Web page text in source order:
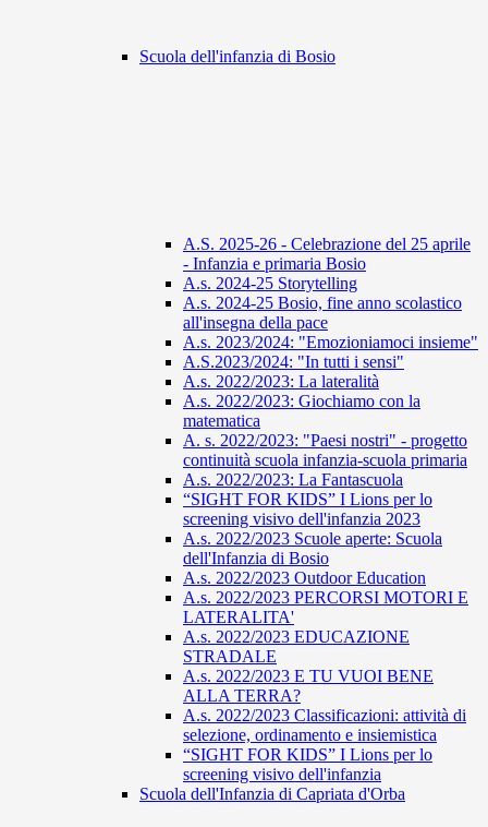
Scuola dell'infanzia di Bosio
A.S. 2025-26 - Celebrazione del 25 aprile
- Infanzia e primaria Bosio
A.s. 2024-25 Storytelling
A.s. 2024-25 Bosio, fine anno scolastico
all'insegna della pace
A.s. 2023/2024: "Emozioniamoci insieme"
A.S.2023/2024: "In tutti i sensi"
A.s. 2022/2023: La lateralità
A.s. 2022/2023: Giochiamo con la
matematica
A. s. 2022/2023: "Paesi nostri" - progetto
continuità scuola infanzia-scuola primaria
A.s. 2022/2023: La Fantascuola
“SIGHT FOR KIDS” I Lions per lo
screening visivo dell'infanzia 2023
A.s. 2022/2023 Scuole aperte: Scuola
dell'Infanzia di Bosio
A.s. 2022/2023 Outdoor Education
A.s. 2022/2023 PERCORSI MOTORI E
LATERALITA'
A.s. 2022/2023 EDUCAZIONE
STRADALE
A.s. 2022/2023 E TU VUOI BENE
ALLA TERRA?
A.s. 2022/2023 Classificazioni: attività di
selezione, ordinamento e insiemistica
“SIGHT FOR KIDS” I Lions per lo
screening visivo dell'infanzia
Scuola dell'Infanzia di Capriata d'Orba